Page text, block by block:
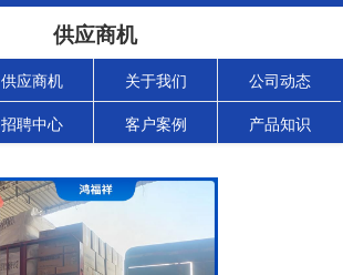
供应商机
供应商机 关于我们 公司动态
招聘中心 客户案例 产品知识